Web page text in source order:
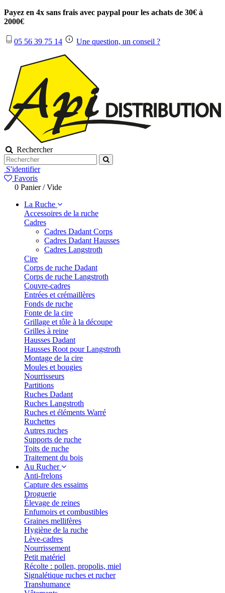
Payez en 4x sans frais avec paypal pour les achats de 30€ à
2000€
05 56 39 75 14 Une question, un conseil ?
Rechercher
S'identifier
Favoris
0 Panier /Vide
La Ruche
Accessoires de la ruche
Cadres
Cadres Dadant Corps
Cadres Dadant Hausses
Cadres Langstroth
Cire
Corps de ruche Dadant
Corps de ruche Langstroth
Couvre-cadres
Entrées et crémaillères
Fonds de ruche
Fonte de la cire
Grillage et tôle à la découpe
Grilles à reine
Hausses Dadant
Hausses Root pour Langstroth
Montage de la cire
Moules et bougies
Nourrisseurs
Partitions
Ruches Dadant
Ruches Langstroth
Ruches et éléments Warré
Ruchettes
Autres ruches
Supports de ruche
Toits de ruche
Traitement du bois
Au Rucher
Anti-frelons
Capture des essaims
Droguerie
Élevage de reines
Enfumoirs et combustibles
Graines mellifères
Hygiène de la ruche
Lève-cadres
Nourrissement
Petit matériel
Récolte : pollen, propolis, miel
Signalétique ruches et rucher
Transhumance